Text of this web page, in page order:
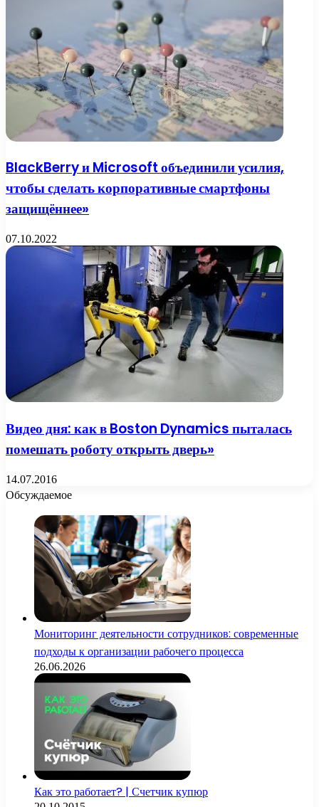
BlackBerry и Microsoft объединили усилия,
чтобы сделать корпоративные смартфоны
защищённее»
07.10.2022
Видео дня: как в Boston Dynamics пыталась
помешать роботу открыть дверь»
14.07.2016
Обсуждаемое
Мониторинг деятельности сотрудников: современные
подходы к организации рабочего процесса
26.06.2026
Как это работает? | Счетчик купюр